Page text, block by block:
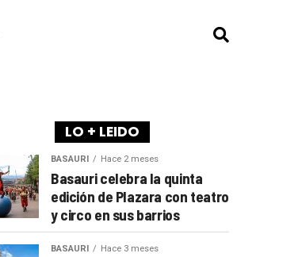
LO + LEIDO
BASAURI Hace 2 meses
Basauri celebra la quinta
edición de Plazara con teatro
y circo en sus barrios
BASAURI Hace 3 meses